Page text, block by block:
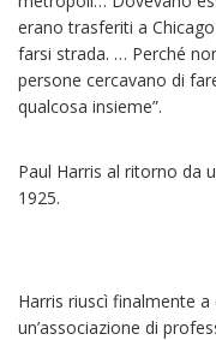
erano trasferiti a
farsi strada. … Perché
persone cercavano di
qualcosa insieme”.
Paul Harris al ritorno da
1925.
Harris riuscì finalmente
un’associazione di